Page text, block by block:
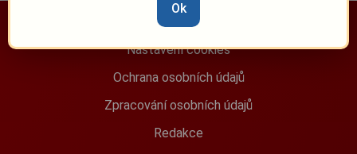
Nastavení cookies
Ochrana osobních údajů
Zpracování osobních údajů
Redakce
Ok